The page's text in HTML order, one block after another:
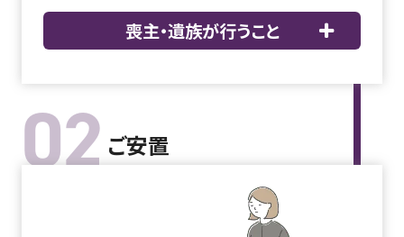
喪主・遺族が行うこと
02 ご安置